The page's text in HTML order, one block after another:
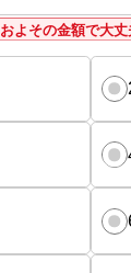
およその金額で大丈